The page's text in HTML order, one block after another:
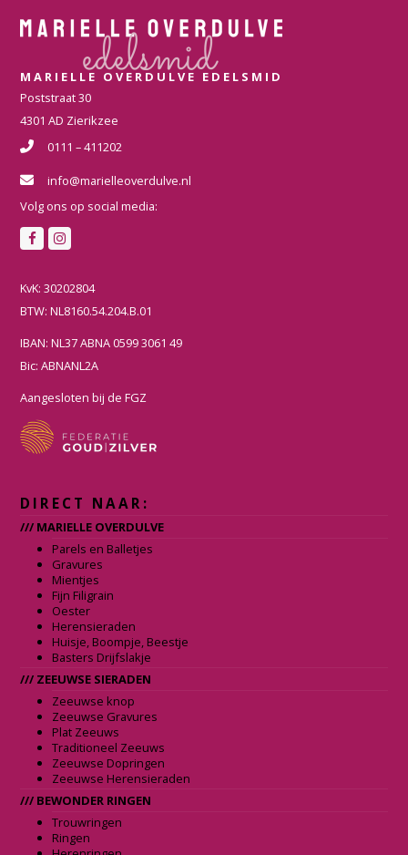
MARIELLE OVERDULVE EDELSMID
Poststraat 30
4301 AD Zierikzee
0111 – 411202
info@marielleoverdulve.nl
Volg ons op social media:
F
c
e
o
o
k
s
t
g
r
a
KvK: 30202804
BTW: NL8160.54.204.B.01
IBAN: NL37 ABNA 0599 3061 49
Bic: ABNANL2A
Aangesloten bij de FGZ
DIRECT NAAR:
/// MARIELLE OVERDULVE
Parels en Balletjes
Gravures
Mientjes
Fijn Filigrain
Oester
Herensieraden
Huisje, Boompje, Beestje
Basters Drijfslakje
/// ZEEUWSE SIERADEN
Zeeuwse knop
Zeeuwse Gravures
Plat Zeeuws
Traditioneel Zeeuws
Zeeuwse Dopringen
Zeeuwse Herensieraden
/// BEWONDER RINGEN
Trouwringen
Ringen